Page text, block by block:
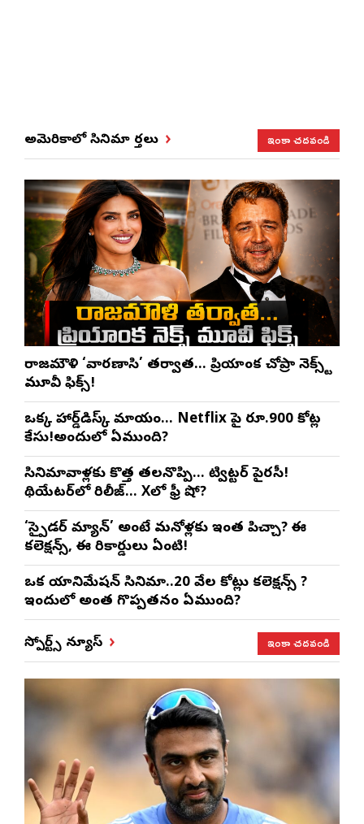
అమెరికాలో సినిమా వార్తలు ఇంకా చదవండి
రాజమౌళి ‘వారణాసి’ తర్వాత… ప్రియాంక చోప్రా నెక్స్ట్
మూవీ ఫిక్స్!
ఒక్క హార్డ్‌డిస్క్ మాయం… Netflix పై రూ.900 కోట్ల
కేసు!అందులో ఏముంది?
సినిమావాళ్లకు కొత్త తలనొప్పి… ట్విట్టర్ పైరసీ!
థియేటర్‌లో రిలీజ్… Xలో ఫ్రీ షో?
‘స్పైడర్ మ్యాన్’ అంటే మనోళ్లకు ఇంత పిచ్చా? ఈ
కలెక్షన్స్, ఈ రికార్డులు ఏంటి!
ఒక యానిమేషన్ సినిమా..20 వేల కోట్లు కలెక్షన్స్ ?
ఇందులో అంత గొప్పతనం ఏముంది?
స్పోర్ట్స్ న్యూస్ ఇంకా చదవండి